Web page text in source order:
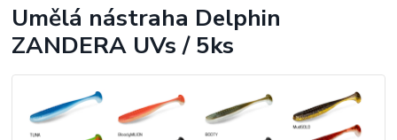
Umělá nástraha Delphin
ZANDERA UVs / 5ks